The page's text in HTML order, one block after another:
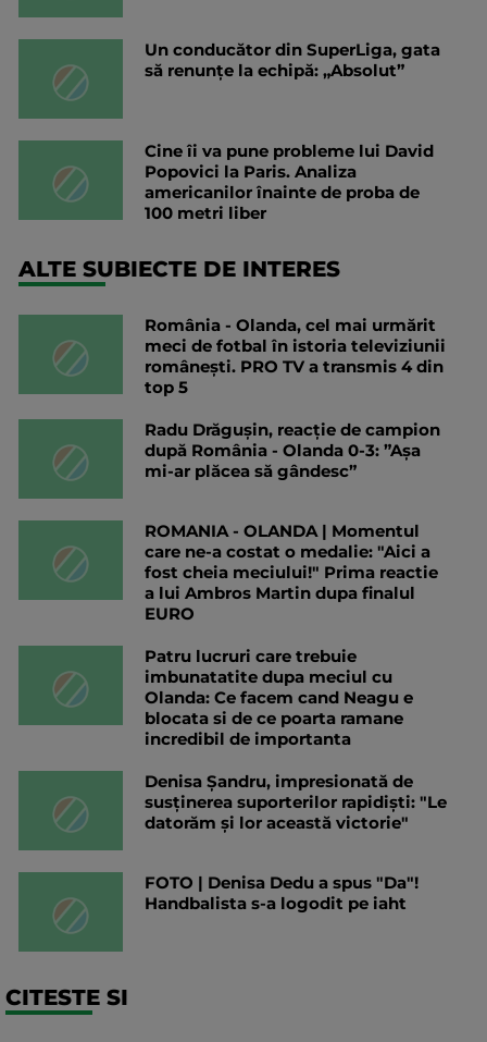
Un conducător din SuperLiga, gata
să renunțe la echipă: „Absolut”
Cine îi va pune probleme lui David
Popovici la Paris. Analiza
americanilor înainte de proba de
100 metri liber
ALTE SUBIECTE DE INTERES
România - Olanda, cel mai urmărit
meci de fotbal în istoria televiziunii
românești. PRO TV a transmis 4 din
top 5
Radu Drăgușin, reacție de campion
după România - Olanda 0-3: ”Așa
mi-ar plăcea să gândesc”
ROMANIA - OLANDA | Momentul
care ne-a costat o medalie: "Aici a
fost cheia meciului!" Prima reactie
a lui Ambros Martin dupa finalul
EURO
Patru lucruri care trebuie
imbunatatite dupa meciul cu
Olanda: Ce facem cand Neagu e
blocata si de ce poarta ramane
incredibil de importanta
Denisa Șandru, impresionată de
susținerea suporterilor rapidiști: "Le
datorăm și lor această victorie"
FOTO | Denisa Dedu a spus "Da"!
Handbalista s-a logodit pe iaht
CITESTE SI